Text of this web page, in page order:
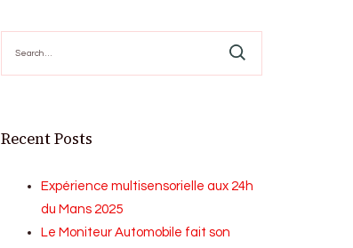
for:
Recent Posts
Expérience multisensorielle aux 24h
du Mans 2025
Le Moniteur Automobile fait son